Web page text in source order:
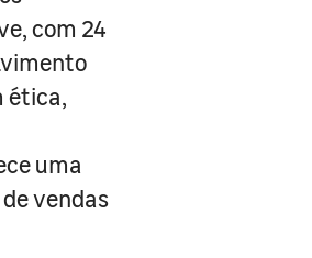
com 24
ética,
uma
vendas